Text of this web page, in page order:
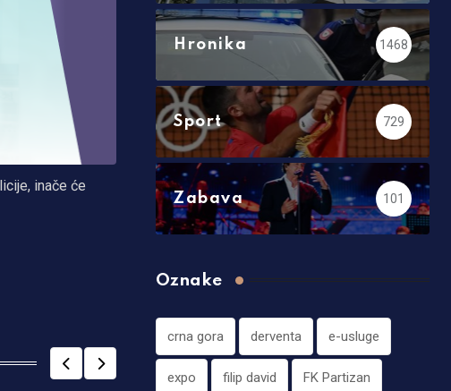
inače će
Hronika 1468
Sport 729
Zabava 101
Oznake
crna gora derventa e-usluge
expo filip david FK Partizan